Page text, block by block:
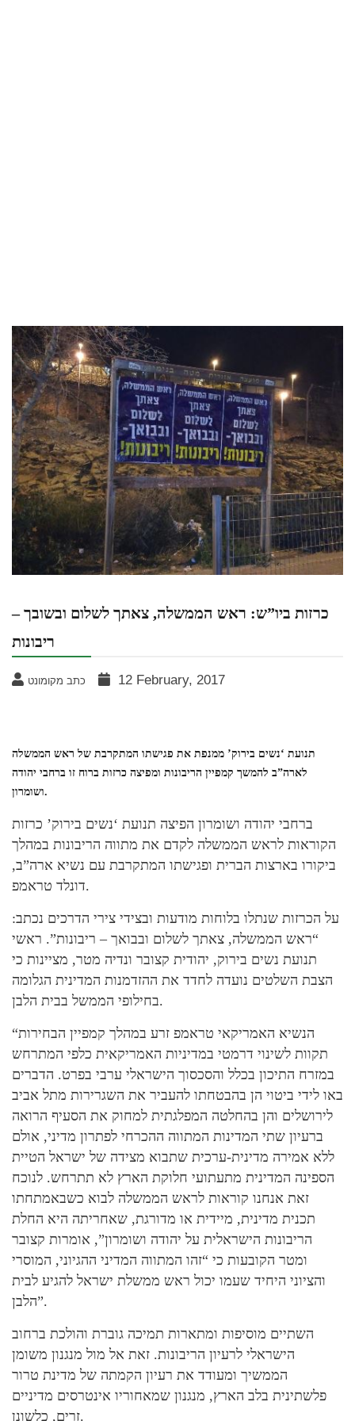
כרזות ביו”ש: ראש הממשלה, צאתך לשלום ובשובך –
ריבונות
כתב מקומונט 12 February, 2017
תנועת ‘נשים בירוק’ ממנפת את פגישתו המתקרבת של ראש הממשלה
לארה”ב להמשך קמפיין הריבונות ומפיצה כרזות ברוח זו ברחבי יהודה
ושומרון.
ברחבי יהודה ושומרון הפיצה תנועת ‘נשים בירוק’ כרזות
הקוראות לראש הממשלה לקדם את מתווה הריבונות במהלך
ביקורו בארצות הברית ופגישתו המתקרבת עם נשיא ארה”ב,
דונלד טראמפ.
על הכרזות שנתלו בלוחות מודעות ובצידי צירי הדרכים נכתב:
“ראש הממשלה, צאתך לשלום ובבואך – ריבונות”. ראשי
תנועת נשים בירוק, יהודית קצובר ונדיה מטר, מציינות כי
הצבת השלטים נועדה לחדד את ההזדמנות המדינית הגלומה
בחילופי הממשל בבית הלבן.
“הנשיא האמריקאי טראמפ זרע במהלך קמפיין הבחירות
תקוות לשינוי דרמטי במדיניות האמריקאית כלפי המתרחש
במזרח התיכון בכלל והסכסוך הישראלי ערבי בפרט. הדברים
באו לידי ביטוי הן בהבטחתו להעביר את השגרירות מתל אביב
לירושלים והן בהחלטה המפלגתית למחוק את הסעיף הרואה
ברעיון שתי המדינות המתווה ההכרחי לפתרון מדיני, אולם
ללא אמירה מדינית-ערכית שתבוא מצידה של ישראל הטיית
הספינה המדינית מתעתועי חלוקת הארץ לא תתרחש. לנוכח
זאת אנחנו קוראות לראש הממשלה לבוא כשבאמתחתו
תכנית מדינית, מיידית או מדורגת, שאחריתה היא החלת
הריבונות הישראלית על יהודה ושומרון”, אומרות קצובר
ומטר הקובעות כי “זהו המתווה המדיני ההגיוני, המוסרי
והציוני היחיד שעמו יכול ראש ממשלת ישראל להגיע לבית
הלבן”.
השתיים מוסיפות ומתארות תמיכה גוברת והולכת ברחוב
הישראלי לרעיון הריבונות. זאת אל מול מנגנון משומן
הממשיך ומעודד את רעיון הקמתה של מדינת טרור
פלשתינית בלב הארץ, מנגנון שמאחוריו אינטרסים מדיניים
זרים, כלשונן.